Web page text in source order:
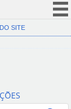
(COVID-19)
SITE